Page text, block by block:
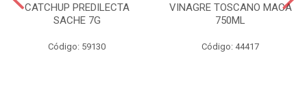
CATCHUP PREDILECTA
SACHE 7G
Código: 59130
VINAGRE TOSCANO MACA
750ML
Código: 44417